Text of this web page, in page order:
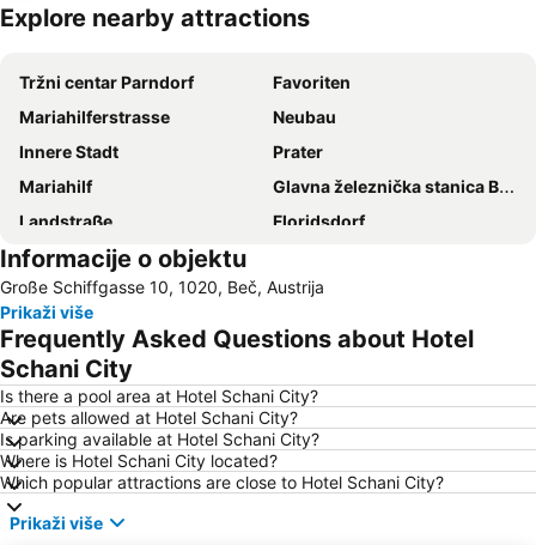
Explore nearby attractions
Tržni centar Parndorf
Favoriten
Mariahilferstrasse
Neubau
Innere Stadt
Prater
Mariahilf
Glavna železnička stanica Beč
Landstraße
Floridsdorf
Vienna Airport
Wiener Stadthalle
Leopoldstadt
U-Bahnlinie U1
Meidling
Graben
Penzing
Istorijski centar Beča
Hofburg
Ottakring
Wien Simmering
Tržni centar Shopping city Sud
Belvedere Palace
Lugner City
Simmering
Informacije o objektu
Große Schiffgasse 10, 1020, Beč, Austrija
Prikaži više
Frequently Asked Questions about Hotel
Schani City
Is there a pool area at Hotel Schani City?
Are pets allowed at Hotel Schani City?
Is parking available at Hotel Schani City?
Where is Hotel Schani City located?
Which popular attractions are close to Hotel Schani City?
Prikaži više